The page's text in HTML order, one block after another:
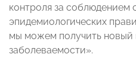
контроля за соблюдением
эпидемиологических
мы можем получить новый
заболеваемости».